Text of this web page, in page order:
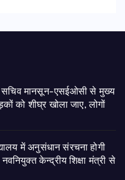
सचिव मानसून-एसईओसी से मुख्य
को शीघ्र खोला जाए, लोगों
में अनुसंधान संरचना होगी
केन्द्रीय शिक्षा मंत्री से